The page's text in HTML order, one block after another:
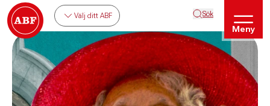
Välj ditt ABF Sök
Meny